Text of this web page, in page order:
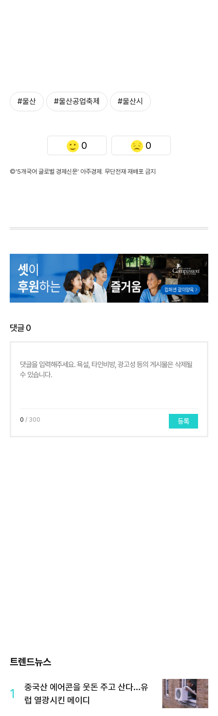
#울산 #울산공업축제 #울산시
0 0
©'5개국어 글로벌 경제신문' 아주경제. 무단전재·재배포 금지
댓글0
0 / 300 등록
트렌드뉴스
1
중국산 에어콘을 웃돈 주고 산다...유
럽 열광시킨 메이디